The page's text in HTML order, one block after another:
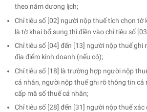
theo năm dương lịch;
Chỉ tiêu số [02] người nộp thuế tích chọn tờ
là tờ khai bổ sung thì điền vào chỉ tiêu số
Chỉ tiêu số [04] đến [13] người nộp thuế ghi
địa điểm kinh doanh (nếu có);
Chỉ tiêu số [18] là trường hợp người nộp
cá nhân, người nộp thuế ghi rõ thông tin cá
cấp mã số thuế cá nhân;
Chỉ tiêu số [28] đến [31] người nộp thuế